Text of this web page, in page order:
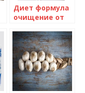
Диет формула
очищение от
токсинов